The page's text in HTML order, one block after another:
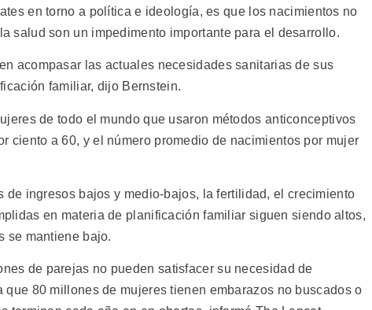
en torno a política e ideología, es que los nacimientos no
salud son un impedimento importante para el desarrollo.
acompasar las actuales necesidades sanitarias de sus
familiar, dijo Bernstein.
de todo el mundo que usaron métodos anticonceptivos
ciento a 60, y el número promedio de nacimientos por mujer
de ingresos bajos y medio-bajos, la fertilidad, el crecimiento
en materia de planificación familiar siguen siendo altos,
se mantiene bajo.
de parejas no pueden satisfacer su necesidad de
80 millones de mujeres tienen embarazos no buscados o